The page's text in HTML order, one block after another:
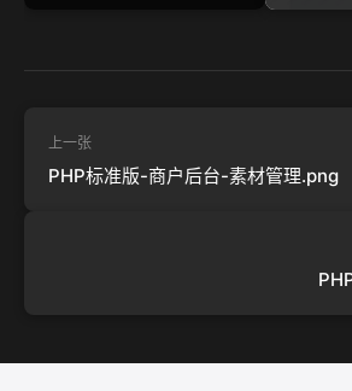
上一张
PHP标准版-商户后台-素材管理.png